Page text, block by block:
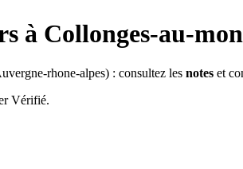
à Collonges-au-
rhone-alpes) : consultez les notes et
Vérifié.